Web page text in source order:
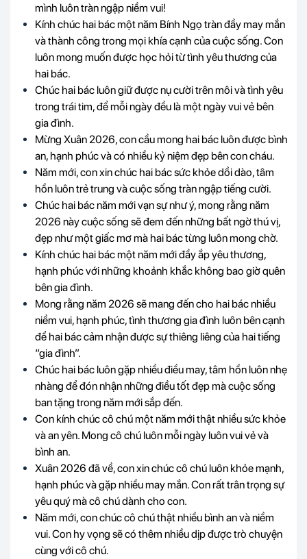
mình luôn tràn ngập niềm vui!
Kính chúc hai bác một năm Bính Ngọ tràn đầy may mắn
và thành công trong mọi khía cạnh của cuộc sống. Con
luôn mong muốn được học hỏi từ tình yêu thương của
hai bác.
Chúc hai bác luôn giữ được nụ cười trên môi và tình yêu
trong trái tim, để mỗi ngày đều là một ngày vui vẻ bên
gia đình.
Mừng Xuân 2026, con cầu mong hai bác luôn được bình
an, hạnh phúc và có nhiều kỷ niệm đẹp bên con cháu.
Năm mới, con xin chúc hai bác sức khỏe dồi dào, tâm
hồn luôn trẻ trung và cuộc sống tràn ngập tiếng cười.
Chúc hai bác năm mới vạn sự như ý, mong rằng năm
2026 này cuộc sống sẽ đem đến những bất ngờ thú vị,
đẹp như một giấc mơ mà hai bác từng luôn mong chờ.
Kính chúc hai bác một năm mới đầy ắp yêu thương,
hạnh phúc với những khoảnh khắc không bao giờ quên
bên gia đình.
Mong rằng năm 2026 sẽ mang đến cho hai bác nhiều
niềm vui, hạnh phúc, tình thương gia đình luôn bên cạnh
để hai bác cảm nhận được sự thiêng liêng của hai tiếng
“gia đình”.
Chúc hai bác luôn gặp nhiều điều may, tâm hồn luôn nhẹ
nhàng để đón nhận những điều tốt đẹp mà cuộc sống
ban tặng trong năm mới sắp đến.
Con kính chúc cô chú một năm mới thật nhiều sức khỏe
và an yên. Mong cô chú luôn mỗi ngày luôn vui vẻ và
bình an.
Xuân 2026 đã về, con xin chúc cô chú luôn khỏe mạnh,
hạnh phúc và gặp nhiều may mắn. Con rất trân trọng sự
yêu quý mà cô chú dành cho con.
Năm mới, con chúc cô chú thật nhiều bình an và niềm
vui. Con hy vọng sẽ có thêm nhiều dịp được trò chuyện
cùng với cô chú.